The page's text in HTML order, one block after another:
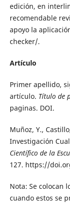
edición, en
recomendable
apoyo la
checker/.
Artículo
Primer apellido,
artículo. Título de
paginas. DOI.
Muñoz, Y.,
Investigación
Científico de la
127. https://
Nota: Se colocan
cuando estos se